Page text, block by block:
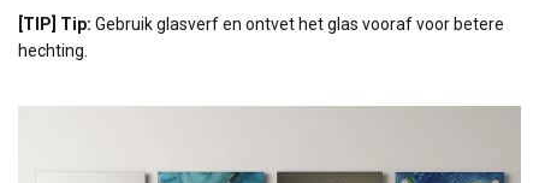
[TIP] Tip: Gebruik glasverf en ontvet het glas vooraf voor betere
hechting.